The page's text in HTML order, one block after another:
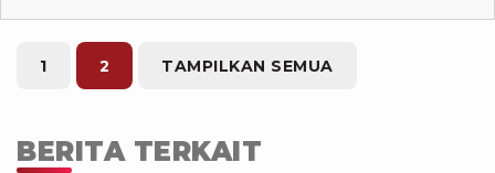
1 2 TAMPILKAN SEMUA
BERITA TERKAIT